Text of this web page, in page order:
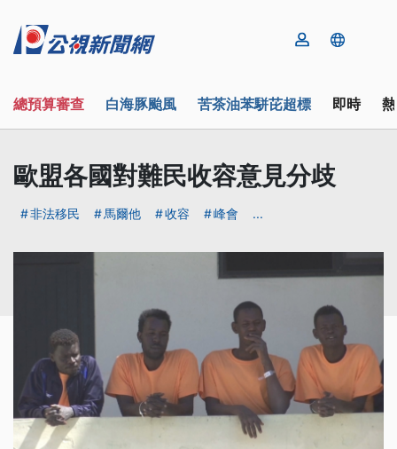
總預算審查 白海豚颱風 苦茶油苯駢芘超標 即時
歐盟各國對難民收容意見分歧
非法移民 馬爾他 收容 峰會 ...